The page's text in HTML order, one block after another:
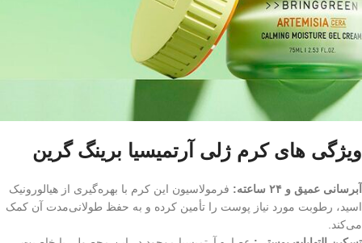
ویژگی های کرم ژلی آرتمیسیا برینگ گرین
آبرسانی عمیق و ۲۴ ساعته : فرمولاسیون این کرم با بهره‌گیری از هیالورونیک
اسید، رطوبت مورد نیاز پوست را تأمین کرده و به حفظ طولانی‌مدت آن کمک
می‌کند.